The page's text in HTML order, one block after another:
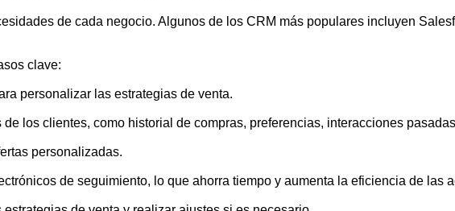
de cada negocio. Algunos de los CRM más populares incluyen
clave:
personalizar las estrategias de venta.
los clientes, como historial de compras, preferencias, interacciones
personalizadas.
de seguimiento, lo que ahorra tiempo y aumenta la eficiencia de las